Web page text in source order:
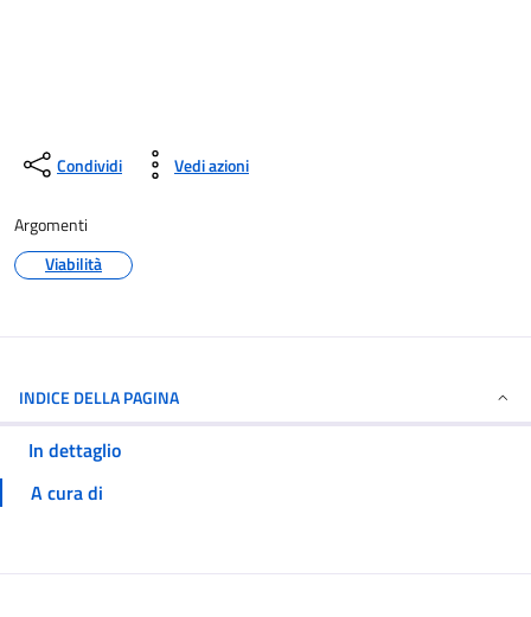
Condividi Vedi azioni
Argomenti
Viabilità
INDICE DELLA PAGINA
In dettaglio
A cura di